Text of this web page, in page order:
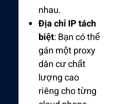
nhau.
Địa chỉ IP tách
biệt: Bạn có thể
gán mộtproxy
dân cưchất
lượng cao
riêng cho từng